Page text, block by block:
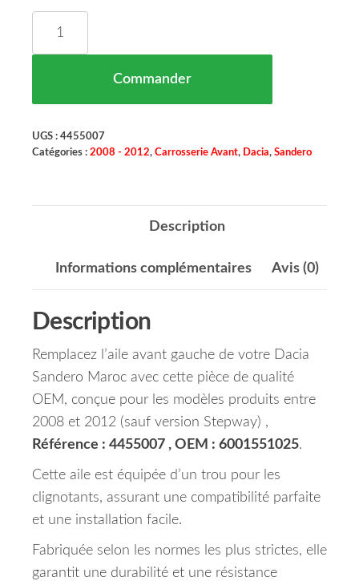
Commander
UGS : 4455007
Catégories : 2008 - 2012, Carrosserie Avant, Dacia, Sandero
Description
Informations complémentaires Avis (0)
Description
Remplacez l’aile avant gauche de votre Dacia
Sandero Maroc avec cette pièce de qualité
OEM, conçue pour les modèles produits entre
2008 et 2012 (sauf version Stepway) ,
Référence : 4455007 , OEM : 6001551025.
Cette aile est équipée d’un trou pour les
clignotants, assurant une compatibilité parfaite
et une installation facile.
Fabriquée selon les normes les plus strictes, elle
garantit une durabilité et une résistance